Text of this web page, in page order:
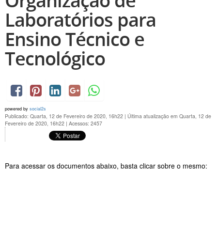
Laboratórios para
Ensino Técnico e
Tecnológico
powered by social2s
Publicado: Quarta, 12 de Fevereiro de 2020, 16h22 | Última atualização em Quarta, 12 de
Fevereiro de 2020, 16h22 | Acessos: 2457
Para acessar os documentos abaixo, basta clicar sobre o mesmo: